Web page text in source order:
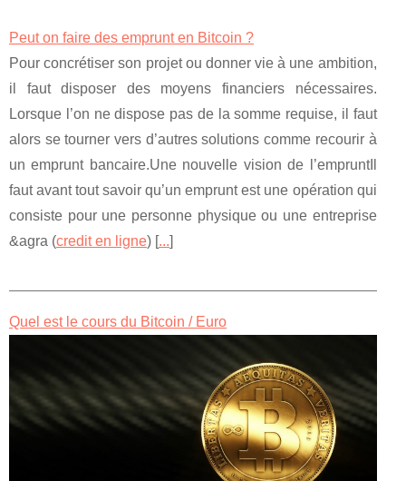
Peut on faire des emprunt en Bitcoin ?
Pour concrétiser son projet ou donner vie à une ambition,
il faut disposer des moyens financiers nécessaires.
Lorsque l’on ne dispose pas de la somme requise, il faut
alors se tourner vers d’autres solutions comme recourir à
un emprunt bancaire.Une nouvelle vision de l’empruntIl
faut avant tout savoir qu’un emprunt est une opération qui
consiste pour une personne physique ou une entreprise
&agra (credit en ligne) [...]
Quel est le cours du Bitcoin / Euro